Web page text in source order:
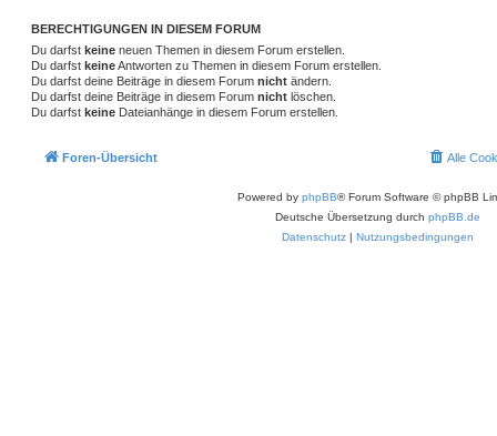
BERECHTIGUNGEN IN DIESEM FORUM
Du darfst keine neuen Themen in diesem Forum erstellen.
Du darfst keineAntworten zu Themen in diesem Forum erstellen.
Du darfst deine Beiträge in diesem Forum nicht ändern.
Du darfst deine Beiträge in diesem Forum nicht löschen.
Du darfst keine Dateianhänge in diesem Forum erstellen.
Foren-Übersicht Alle
Powered by phpBB® Forum Software © phpBB
Deutsche Übersetzung durch phpBB.de
Datenschutz | Nutzungsbedingungen